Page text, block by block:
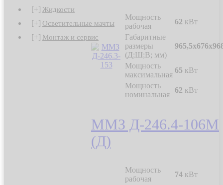
[+] Жидкости
[+] Осветительные мачты
[+] Монтаж и сервис
Мощность
рабочая
62 кВт
Габаритные
размеры
(Д;Ш;В; мм)
Мощность
максимальная
65 кВт
Мощность
номинальная
62 кВт
ММЗ Д-246.4-106М
(Д)
Мощность
рабочая
74 кВт